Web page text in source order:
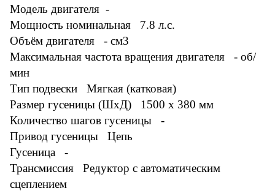
Модель двигателя -
Мощность номинальная 7.8 л.с.
Объём двигателя - см3
Максимальная частота вращения двигателя - об/
мин
Тип подвески Мягкая (катковая)
Размер гусеницы (ШxД) 1500 х 380 мм
Количество шагов гусеницы -
Привод гусеницы Цепь
Гусеница -
Трансмиссия Редуктор с автоматическим
сцеплением